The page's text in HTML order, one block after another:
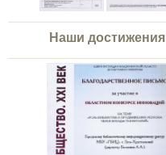
Наши достижения